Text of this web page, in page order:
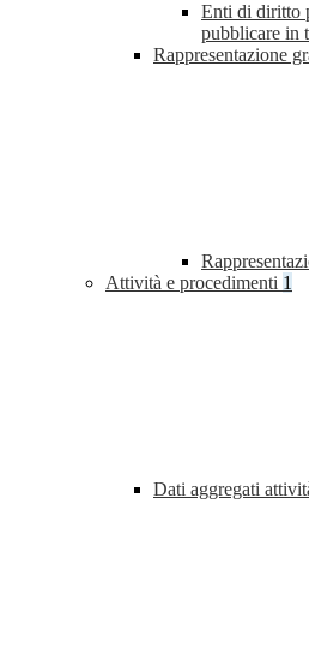
Enti di diritto
pubblicare in
Rappresentazione
Attività e procedimenti 1
Dati aggregati